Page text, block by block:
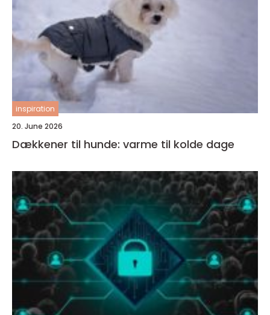
inspiration
20. June 2026
Dækkener til hunde: varme til kolde dage